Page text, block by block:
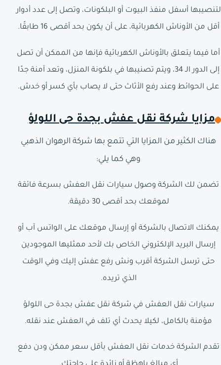
لتنصيبها أسفل منفذ البيوت أو البلكونات، وتصل إلى عدد أدوار
أقل من الأوناش الكهربائية، على أن يكون بحد أقصى 16 طابقًا.
أما فيما يتعلق بالأوناش الكهربائية فإنها من الممكن أن تصل
إلى الدور الـ 34، ويتم تصنيبها في بلكونة المنزل، وتعد آمنة جدًا
على الحوائط وعند رفع الأثاث حتى لا يصاب بأي كسر أو خدش.
مزايا شركة نقل عفش بجدة حى اللولؤ
هناك الكثير من المزايا التي تتمع بها شركة الرهوان الذهبي
وهي كما يلي:
تضمن لك الشركة وصول سيارات نقل العفش بسرعة فائقة
لموقعك بحد أقصى 30 دقيقة.
يمكنك الاتصال بالشركة أو إرسال موقعك على الواتس آب أو
إرسال البريد الإلكتروني الخاص بك لأحد ممثليها الموجودين
حتى ترسل الشركة أقرب ونش رفع عفش إليك وفي الوقت
الذي تريده.
سيارات نقل العفش في شركة نقل عفش بجدة حى اللولؤ
مؤمنة بالكامل، لكيلا يحدث أي تلف في العفش عند نقله.
تقدم الشركة خدمات نقل العفش بأقل سعر ممكن ودن دفع